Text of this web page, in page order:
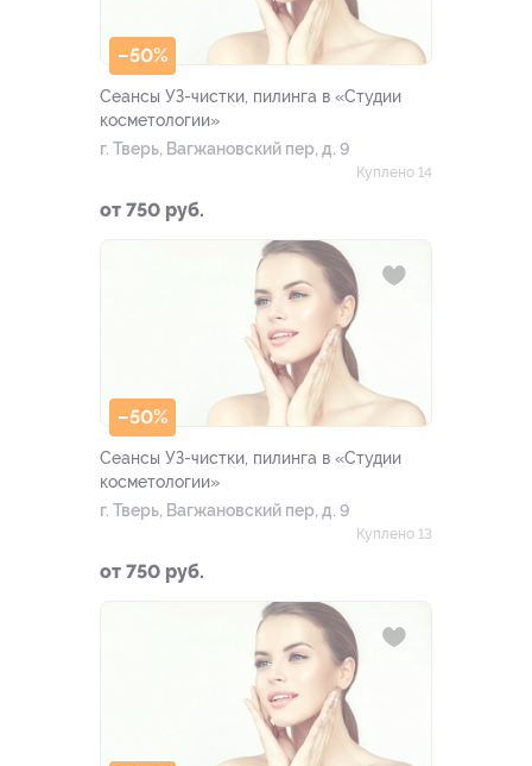
–50%
Сеансы УЗ-чистки, пилинга в «Студии
косметологии»
г. Тверь, Вагжановский пер, д. 9
от 750 руб.
Куплено 14
–50%
Сеансы УЗ-чистки, пилинга в «Студии
косметологии»
г. Тверь, Вагжановский пер, д. 9
от 750 руб.
Куплено 13